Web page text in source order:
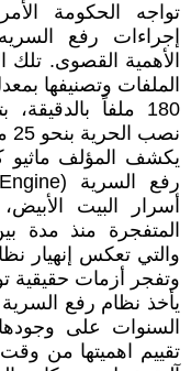
تواجه الحكومة
إجراءات رفع
الأهمية القصوى. تلك
الملفات وتصنيفها
180 ملفاً
نصب الحرية بنحو 25 مرة. .
يكشف المؤلف ماثيو
أسرار البيت
المتفجرة منذ مدة
والتي تعكس إنهيار
وتفجر أزمات حقيقية
يأخذ نظام رفع السرية
السنوات على
تقييم اهميتها من